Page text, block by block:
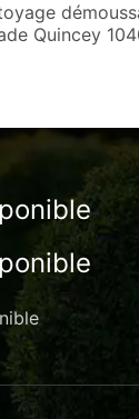
Quincey